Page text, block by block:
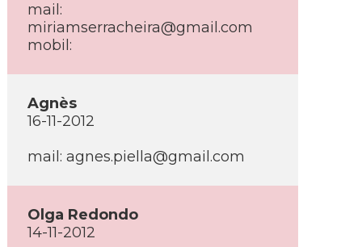
mail:
miriamserracheira@gmail.com
mobil:
Agnès
16-11-2012
mail: agnes.piella@gmail.com
Olga Redondo
14-11-2012